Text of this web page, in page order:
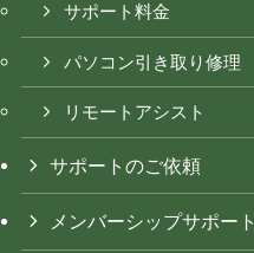
サポート料金
パソコン引き取り修理
リモートアシスト
サポートのご依頼
メンバーシップサポート